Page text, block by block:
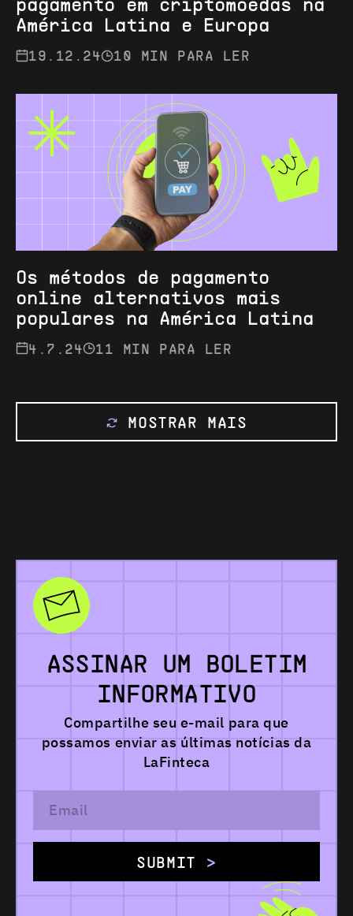
América Latina e Europa
19.12.24 10 MIN PARA LER
Os métodos de pagamento
online alternativos mais
populares na América Latina
4.7.24 11 MIN PARA LER
MOSTRAR MAIS
ASSINAR UM BOLETIM
INFORMATIVO
Compartilhe seu e-mail para que
possamos enviar as últimas notícias da
LaFinteca
SUBMIT